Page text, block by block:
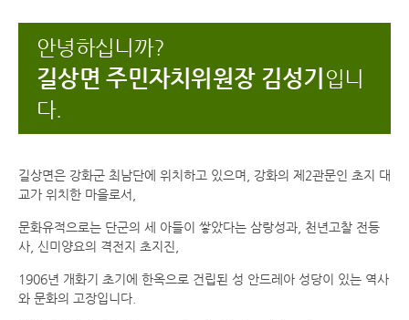
안녕하십니까?
길상면 주민자치위원장 김성기 입니
다.
길상면은 강화군 최남단에 위치하고 있으며, 강화의 제2관문인 초지 대
교가 위치한 마을로서,
문화유적으로는 단군의 세 아들이 쌓았다는 삼랑성과, 천년고찰 전등
사, 신미양요의 격전지 초지진,
1906년 개화기 초기에 한옥으로 건립된 성 안드레아 성당이 있는 역사
와 문화의 고장입니다.